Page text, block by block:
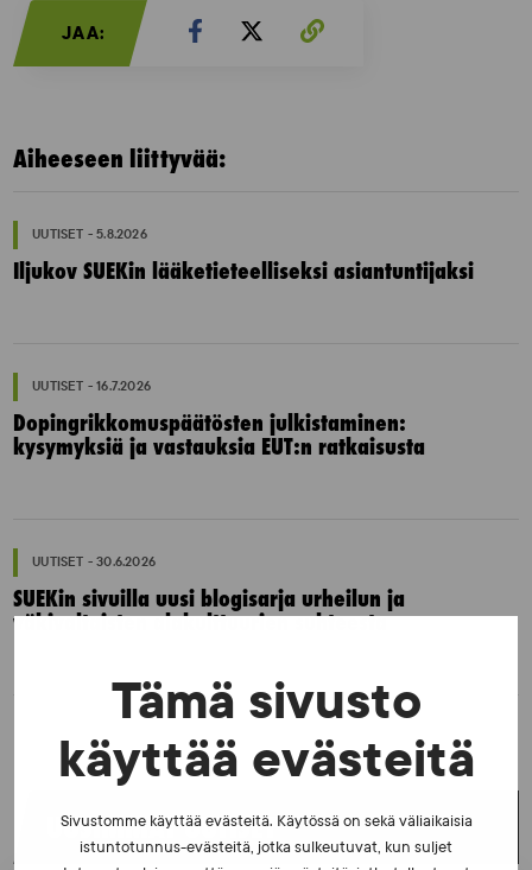
Tämä sivusto
käyttää evästeitä
Sivustomme käyttää evästeitä. Käytössä on sekä väliaikaisia
istuntotunnus-evästeitä, jotka sulkeutuvat, kun suljet
JAA:
Aiheeseen liittyvää:
UUTISET - 5.8.2026
Iljukov SUEKin lääketieteelliseksi asiantuntijaksi
UUTISET - 16.7.2026
Dopingrikkomuspäätösten julkistaminen:
kysymyksiä ja vastauksia EUT:n ratkaisusta
UUTISET - 30.6.2026
SUEKin sivuilla uusi blogisarja urheilun ja
väkivaltaisten alakulttuurien suhteesta
UUSIMMAT UUTISET